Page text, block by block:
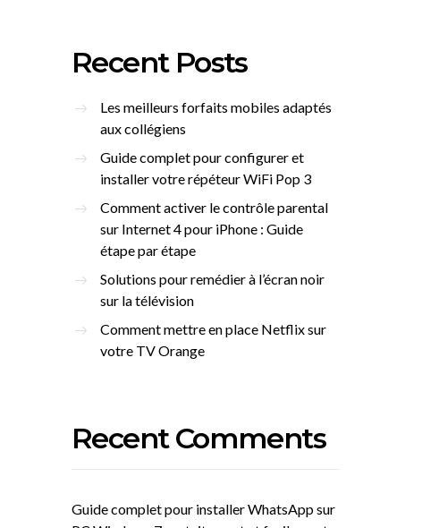
Recent Posts
Les meilleurs forfaits mobiles adaptés
aux collégiens
Guide complet pour configurer et
installer votre répéteur WiFi Pop 3
Comment activer le contrôle parental
sur Internet 4 pour iPhone : Guide
étape par étape
Solutions pour remédier à l’écran noir
sur la télévision
Comment mettre en place Netflix sur
votre TV Orange
Recent Comments
Guide complet pour installer WhatsApp sur